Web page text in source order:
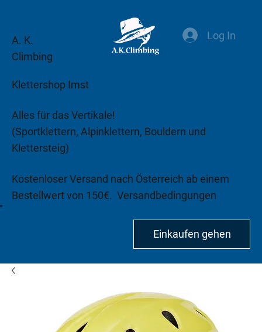
A. K.
Climbing
Klettershop Imst
Alles für das Vertikale!
(Sportklettern, Alpinklettern, Bouldern und
Klettersteig)
Kostenloser Versand nach Österreich ab einem
Bestellwert von 150€. Versandbedingungen
Log In
Einkaufen gehen